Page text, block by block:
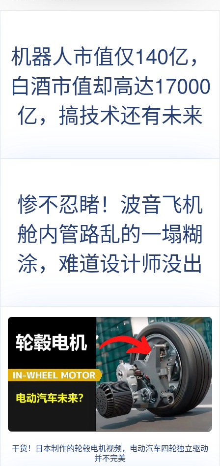
机器人市值仅140亿，
白酒市值却高达17000
亿，搞技术还有未来
惨不忍睹！波音飞机
舱内管路乱的一塌糊
涂，难道设计师没出
干货！日本制作的轮毂电机视频，电动汽车四轮独立驱动
并不完美